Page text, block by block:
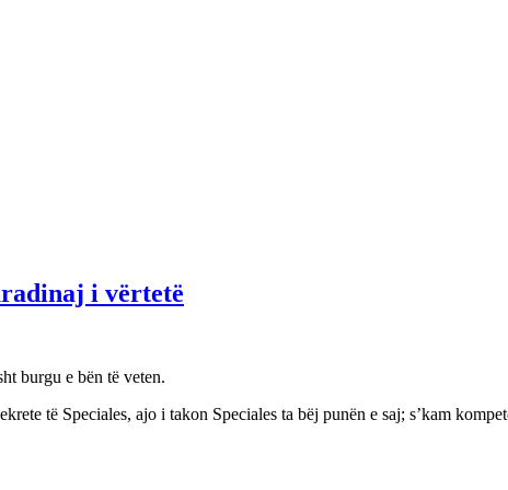
i vërtetë
burgu e bën të veten.
të Speciales, ajo i takon Speciales ta bëj punën e saj; s’kam